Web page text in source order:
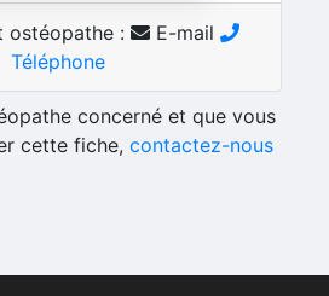
ostéopathe :
E-mail
Téléphone
concerné et que vous
cette fiche, contactez-nous